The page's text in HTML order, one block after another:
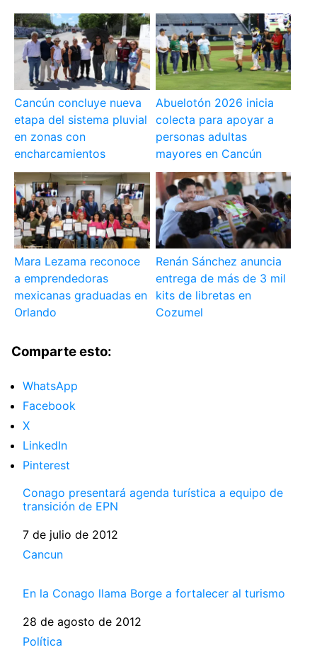
Cancún concluye nueva
etapa del sistema pluvial
en zonas con
encharcamientos
Abuelotón 2026 inicia
colecta para apoyar a
personas adultas
mayores en Cancún
Mara Lezama reconoce
a emprendedoras
mexicanas graduadas en
Orlando
Renán Sánchez anuncia
entrega de más de 3 mil
kits de libretas en
Cozumel
Comparte esto:
WhatsApp
Facebook
X
LinkedIn
Pinterest
Conago presentará agenda turística a equipo de
transición de EPN
Fecha
7 de julio de 2012
Respecto a
Cancun
En la Conago llama Borge a fortalecer al turismo
Fecha
28 de agosto de 2012
Respecto a
Política